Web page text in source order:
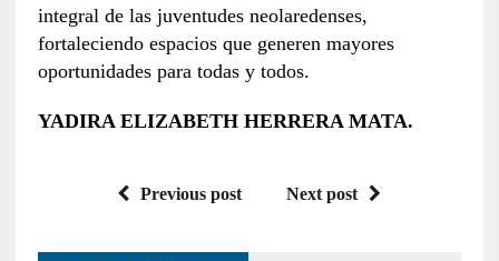
integral de las juventudes neolaredenses,
fortaleciendo espacios que generen mayores
oportunidades para todas y todos.
YADIRA ELIZABETH HERRERA MATA.
Previous post Next post